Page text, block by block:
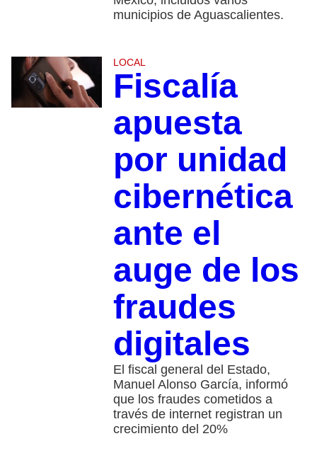
municipios de Aguascalientes.
LOCAL
Fiscalía
apuesta
por unidad
cibernética
ante el
auge de los
fraudes
digitales
El fiscal general del Estado,
Manuel Alonso García, informó
que los fraudes cometidos a
través de internet registran un
crecimiento del 20%